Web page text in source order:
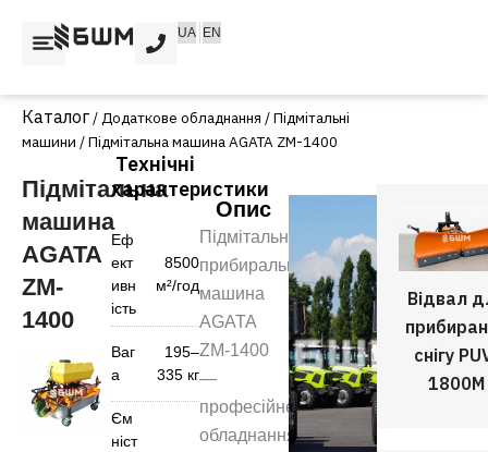
UA EN
/Додаткове обладнання /Підмітальні
машини / Підмітальна машина AGATA ZM-1400
Підмітальна
машина
AGATA
ZM-
1400
Технічні
характеристики
Еф
ект
ивн
ість
8500
м²/год
Ваг
а
195–
335 кг
Єм
ніст
Опис
Підмітально-
прибиральна
машина
AGATA
ZM-1400
—
професійне
обладнання
Відвал
снігу
1800M